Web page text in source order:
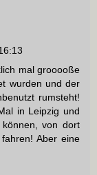
mal grooooße
wurden und der
rumsteht!
in Leipzig und
von dort
Aber eine